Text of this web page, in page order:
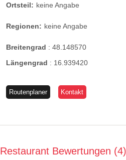
Ortsteil: keine Angabe
Regionen: keine Angabe
Breitengrad : 48.148570
Längengrad : 16.939420
Routenplaner Kontakt
Restaurant Bewertungen 4